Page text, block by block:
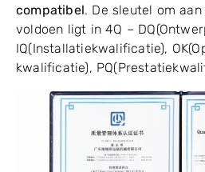
compatibel. De sleutel om
voldoen ligt in 4Q –
IQ(Installatiekwalificatie),
kwalificatie),